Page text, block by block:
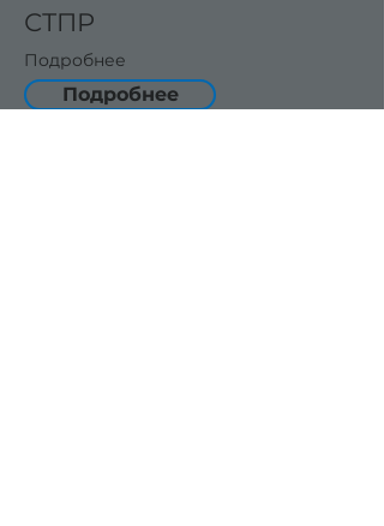
СТПР
Подробнее
Подробнее